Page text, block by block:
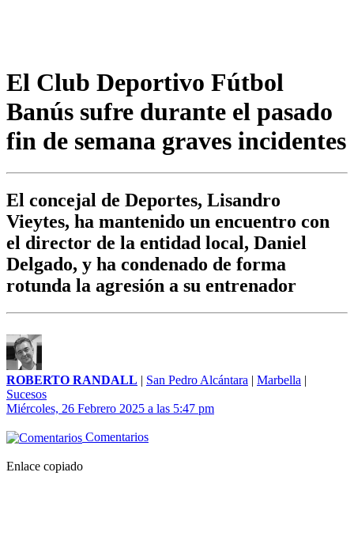
El Club Deportivo Fútbol
Banús sufre durante el pasado
fin de semana graves incidentes
El concejal de Deportes, Lisandro
Vieytes, ha mantenido un encuentro con
el director de la entidad local, Daniel
Delgado, y ha condenado de forma
rotunda la agresión a su entrenador
ROBERTO RANDALL | San Pedro Alcántara | Marbella |
Sucesos
Miércoles, 26 Febrero 2025 a las 5:47 pm
Comentarios
Enlace copiado